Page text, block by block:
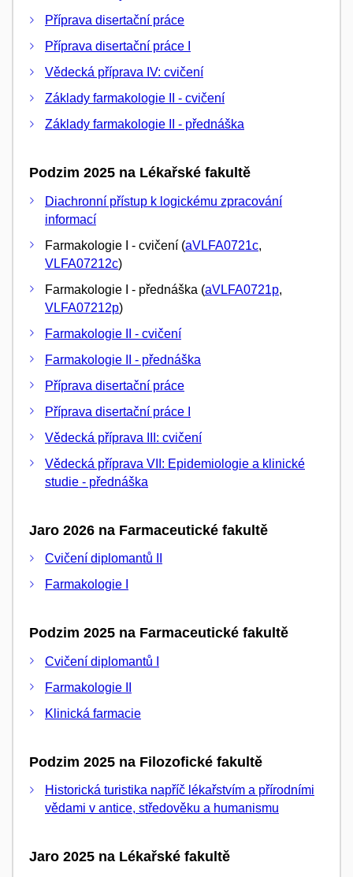
Příprava disertační práce
Příprava disertační práce I
Vědecká příprava IV: cvičení
Základy farmakologie II - cvičení
Základy farmakologie II - přednáška
Podzim 2025 na Lékařské fakultě
Diachronní přístup k logickému zpracování
informací
Farmakologie I - cvičení (aVLFA0721c,
VLFA07212c)
Farmakologie I - přednáška (aVLFA0721p,
VLFA07212p)
Farmakologie II - cvičení
Farmakologie II - přednáška
Příprava disertační práce
Příprava disertační práce I
Vědecká příprava III: cvičení
Vědecká příprava VII: Epidemiologie a klinické
studie - přednáška
Jaro 2026 na Farmaceutické fakultě
Cvičení diplomantů II
Farmakologie I
Podzim 2025 na Farmaceutické fakultě
Cvičení diplomantů I
Farmakologie II
Klinická farmacie
Podzim 2025 na Filozofické fakultě
Historická turistika napříč lékařstvím a přírodními
vědami v antice, středověku a humanismu
Jaro 2025 na Lékařské fakultě